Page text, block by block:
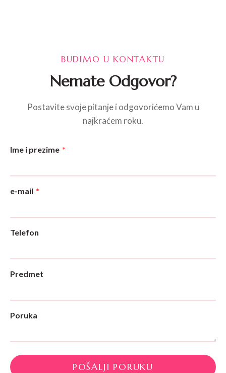
BUDIMO U KONTAKTU
Nemate Odgovor?
Postavite svoje pitanje i odgovorićemo Vam u
najkraćem roku.
Ime i prezime *
e-mail *
Telefon
Predmet
Poruka
POŠALJI PORUKU